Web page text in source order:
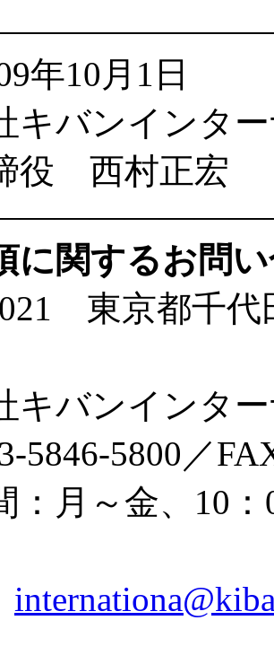
年10月1日
キバンインタ
役 西村正宏
に関するお問
東京都千
キバンインタ
5846-5800／
：月～金、10